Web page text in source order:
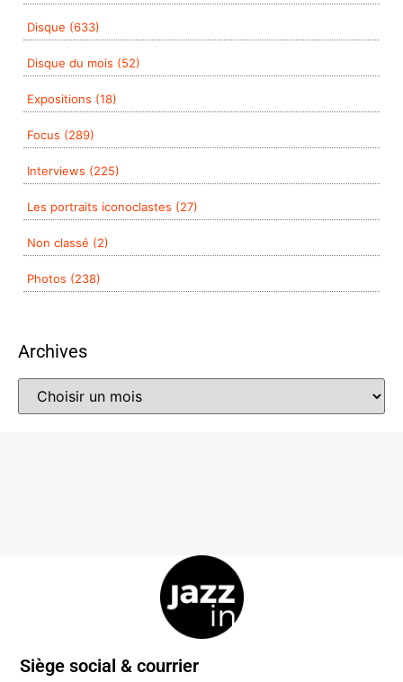
Disque (633)
Disque du mois (52)
Expositions (18)
Focus (289)
Interviews (225)
Les portraits iconoclastes (27)
Non classé (2)
Photos (238)
Archives
Siège social & courrier